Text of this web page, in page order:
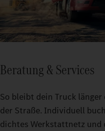
Beratung & Services
So bleibt dein Truck
der Straße. Individuell
dichtes Werkstattnetz und